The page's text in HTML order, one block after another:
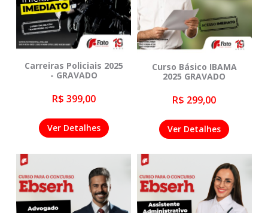
Carreiras Policiais 2025
- GRAVADO
R$ 399,00
Ver Detalhes
Curso Básico IBAMA
2025 GRAVADO
R$ 299,00
Ver Detalhes